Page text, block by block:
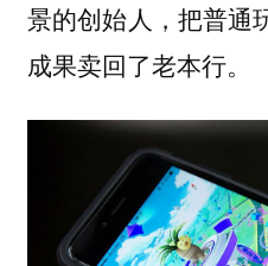
景的创始人，把普通
成果卖回了老本行。